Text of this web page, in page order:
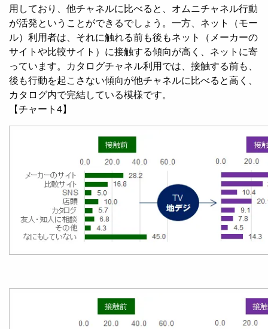
用しており、他チャネルに比べると、オムニチャネル行動
が活発ということができるでしょう。一方、ネット（モー
ル）利用者は、それに触れる前も後もネット（メーカーの
サイトや比較サイト）に接触する傾向が高く、ネットに寄
っています。カタログチャネル利用では、接触する前も、
後も行動を起こさない傾向が他チャネルに比べると高く、
カタログ内で完結している模様です。
【チャート4】